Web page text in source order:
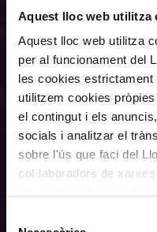
Aquest lloc web utilitza
Aquest lloc web utilitza
per al funcionament del
les cookies estrictament
utilitzem cookies
el contingut i els
socials i analitzar el
sobre l'ús que faci del
col·laboradors de